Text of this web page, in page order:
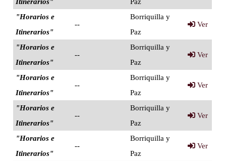
"Horarios e
Itinerarios"
--
Borriquilla y
Paz
Ver
"Horarios e
Itinerarios"
--
Borriquilla y
Paz
Ver
"Horarios e
Itinerarios"
--
Borriquilla y
Paz
Ver
"Horarios e
Itinerarios"
--
Borriquilla y
Paz
Ver
"Horarios e
Itinerarios"
--
Borriquilla y
Paz
Ver